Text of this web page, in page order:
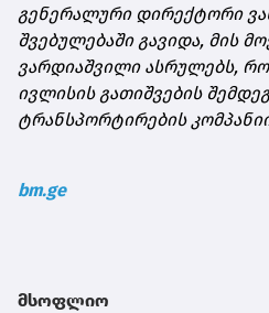
გენერალური დირექტორი
შვებულებაში გავიდა, მის
ვარდიაშვილი ასრულებს,
ივლისის გათიშვების
ტრანსპორტირების
bm.ge
მსოფლიო